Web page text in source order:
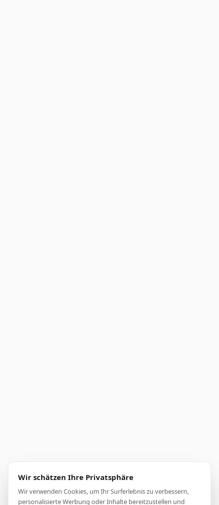
Wir schätzen Ihre Privatsphäre
Wir verwenden Cookies, um Ihr Surferlebnis zu verbessern,
personalisierte Werbung oder Inhalte bereitzustellen und